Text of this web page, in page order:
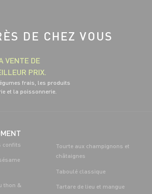
DE CHEZ VOUS
VENTE DE
PRIX.
frais, les produits
et la poissonnerie.
confits
thon &
Tourte aux champignons et
châtaignes
Taboulé classique
Tartare de lieu et mangue